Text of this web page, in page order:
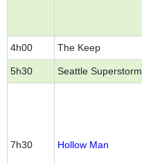
4h00 The Keep
5h30 Seattle Superstorm
7h30 Hollow Man